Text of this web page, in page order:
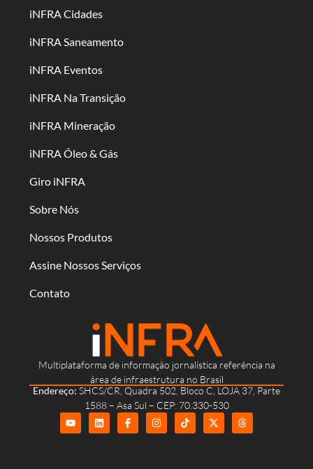
Multiplataforma de informação jornalística referência na
área de infraestrutura no Brasil
Endereço: SHCS/CR, Quadra 502, Bloco C, LOJA 37, Parte
1588 – Asa Sul – CEP: 70.330-530
iNFRA Cidades
iNFRA Saneamento
iNFRA Eventos
iNFRA Na Transição
iNFRA Mineração
iNFRA Óleo & Gás
Giro iNFRA
Sobre Nós
Nossos Produtos
Assine Nossos Serviços
Contato